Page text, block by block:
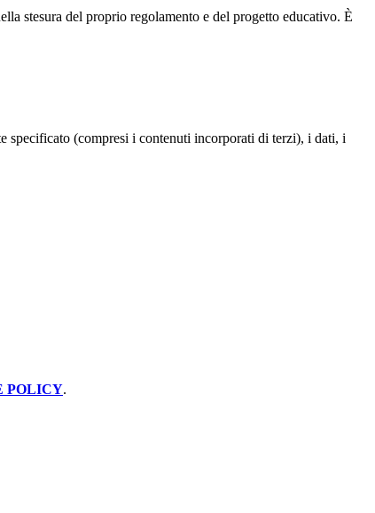
stesura del proprio regolamento e del progetto educativo. È
specificato (compresi i contenuti incorporati di terzi), i dati, i
POLICY.